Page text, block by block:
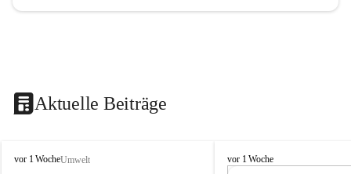
Aktuelle Beiträge
V
vor 1 WocheUmwelt
V
vor 1 Woche